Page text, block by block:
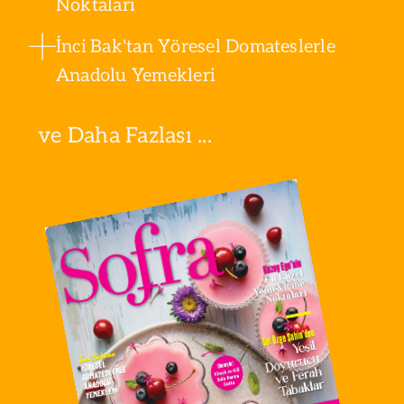
Noktaları
İnci Bak'tan Yöresel Domateslerle
Anadolu Yemekleri
ve Daha Fazlası ...